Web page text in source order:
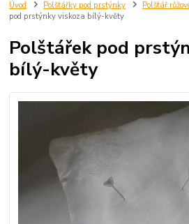
Úvod Polštářky pod prstýnky
pod prstýnky viskoza bílý-květy
Polštářek pod
bílý-květy